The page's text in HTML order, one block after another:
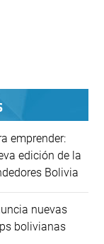
emprender:
edición de la
Bolivia
nuevas
bolivianas